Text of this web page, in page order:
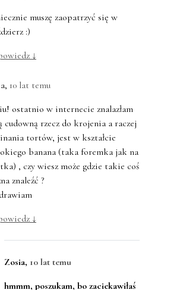
muszę zaopatrzyć się w
:)
↓
, 10 lat temu
ostatnio w internecie znalazłam
cudowną rzecz do krojenia a raczej
tortów, jest w kształcie
banana (taka foremka jak na
, czy wiesz może gdzie takie coś
znaleźć ?
↓
Zosia, 10 lat temu
hmmm, poszukam, bo zaciekawiłaś